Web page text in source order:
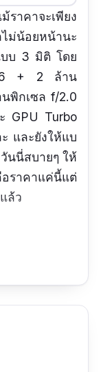
าคาจะเพียง
น้อยหน้านะ
บบ 3 มิติ โดย
16 + 2 ล้าน
พิกเซล f/2.0
GPU Turbo
และยังให้แบ
นนี่สบายๆ ให้
ราคาแค่นี้แต่
ล้ว